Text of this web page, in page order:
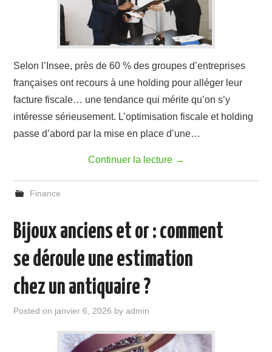
Selon l’Insee, près de 60 % des groupes d’entreprises
françaises ont recours à une holding pour alléger leur
facture fiscale… une tendance qui mérite qu’on s’y
intéresse sérieusement. L’optimisation fiscale et holding
passe d’abord par la mise en place d’une…
Continuer la lecture →
Finance
Bijoux anciens et or : comment
se déroule une estimation
chez un antiquaire ?
Posted on janvier 6, 2026 byadmin